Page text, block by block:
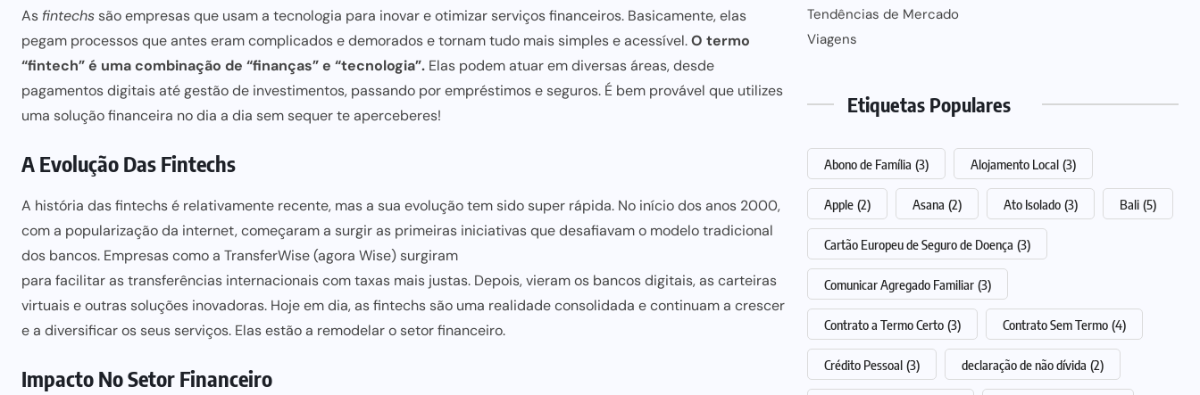
As fintechssãoempresas que usam a tecnologia para inovar e otimizar serviços financeiros. Basicamente, elas
pegam processos que antes eram complicados e demorados e tornam tudo mais simples e acessível.O termo
“fintech” é uma combinação de “finanças” e “tecnologia”. Elas podem atuar em diversas áreas, desde
pagamentos digitais até gestão de investimentos, passando por empréstimos e seguros. É bem provável que utilizes
uma solução financeira no dia a dia sem sequer te aperceberes!
A Evolução Das Fintechs
A história das fintechs é relativamente recente, mas a sua evolução tem sido super rápida. No início dos anos 2000,
com a popularização da internet, começaram a surgir as primeiras iniciativas que desafiavam o modelo tradicional
dos bancos. Empresas como a TransferWise (agora Wise) surgiram
para facilitar as transferências internacionais com taxas mais justas. Depois, vieram os bancos digitais, as carteiras
virtuais e outras soluções inovadoras. Hoje em dia, as fintechs são uma realidade consolidada e continuam a crescer
e a diversificar os seus serviços. Elas estão a remodelar o setor financeiro.
Impacto No Setor Financeiro
Tendências de Mercado
Viagens
Etiquetas Populares
Abono de Família (3) Alojamento Local (3)
Apple (2) Asana (2) Ato Isolado (3) Bali (5)
Cartão Europeu de Seguro de Doença (3)
Comunicar Agregado Familiar (3)
Contrato a Termo Certo (3) Contrato Sem Termo (4)
Crédito Pessoal (3) declaração de não dívida (2)